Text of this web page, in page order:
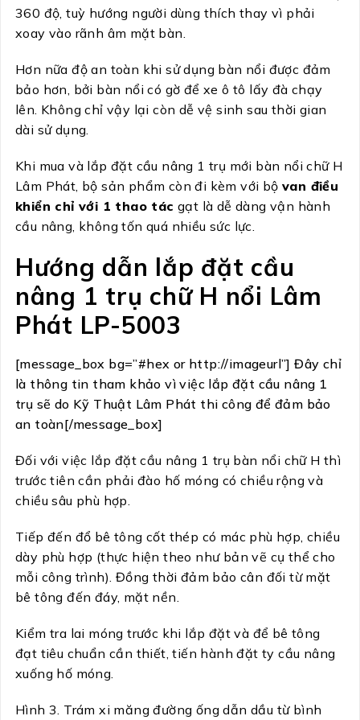
360 độ, tuỳ hướng người dùng thích thay vì phải
xoay vào rãnh âm mặt bàn.
Hơn nữa độ an toàn khi sử dụng bàn nổi được đảm
bảo hơn, bởi bàn nổi có gờ để xe ô tô lấy đà chạy
lên. Không chỉ vậy lại còn dễ vệ sinh sau thời gian
dài sử dụng.
Khi mua và lắp đặt cầu nâng 1 trụ mới bàn nổi chữ H
Lâm Phát, bộ sản phẩm còn đi kèm với bộ van điều
khiển chỉ với 1 thao tác gạt là dễ dàng vận hành
cầu nâng, không tốn quá nhiều sức lực.
Hướng dẫn lắp đặt cầu
nâng 1 trụ chữ H nổi Lâm
Phát LP-5003
[message_box bg=”#hex or http://imageurl”] Đây chỉ
là thông tin tham khảo vì việc lắp đặt cầu nâng 1
trụ sẽ do Kỹ Thuật Lâm Phát thi công để đảm bảo
an toàn[/message_box]
Đối với việc lắp đặt cầu nâng 1 trụ bàn nổi chữ H thì
trước tiên cần phải đào hố móng có chiều rộng và
chiều sâu phù hợp.
Tiếp đến đổ bê tông cốt thép có mác phù hợp, chiều
dày phù hợp (thực hiện theo như bản vẽ cụ thể cho
mỗi công trình). Đồng thời đảm bảo cân đối từ mặt
bê tông đến đáy, mặt nền.
Kiểm tra lai móng trước khi lắp đặt và để bê tông
đạt tiêu chuẩn cần thiết, tiến hành đặt ty cầu nâng
xuống hố móng.
Hình 3. Trám xi măng đường ống dẫn dầu từ bình